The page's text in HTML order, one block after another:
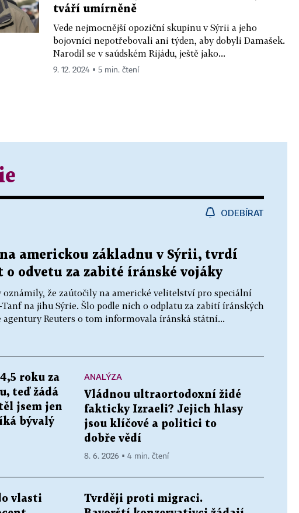
tváří umírněně
Vede nejmocnější opoziční skupinu v Sýrii a jeho
bojovníci nepotřebovali ani týden, aby dobyli Damašek.
Narodil se v saúdském Rijádu, ještě jako...
9. 12. 2024 ▪ 5 min. čtení
ODEBÍRAT
americkou základnu v Sýrii, tvrdí
o odvetu za zabité íránské vojáky
oznámily, že zaútočily na americké velitelství pro speciální
Tanf na jihu Sýrie. Šlo podle nich o odplatu za zabití íránských
agentury Reuters o tom informovala íránská státní...
roku za
teď žádá
jsem jen
bývalý
ANALÝZA
Vládnou ultraortodoxní židé
fakticky Izraeli? Jejich hlasy
jsou klíčové a politici to
dobře vědí
8. 6. 2026 ▪ 4 min. čtení
vlasti
Tvrději proti migraci.